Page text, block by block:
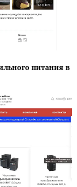
питания в